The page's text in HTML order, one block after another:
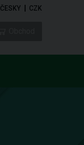
ČESKY CZK